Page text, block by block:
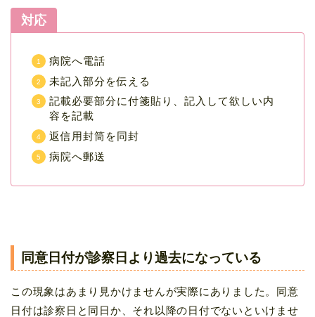
対応
病院へ電話
未記入部分を伝える
記載必要部分に付箋貼り、記入して欲しい内
容を記載
返信用封筒を同封
病院へ郵送
同意日付が診察日より過去になっている
この現象はあまり見かけませんが実際にありました。同意
日付は診察日と同日か、それ以降の日付でないといけませ